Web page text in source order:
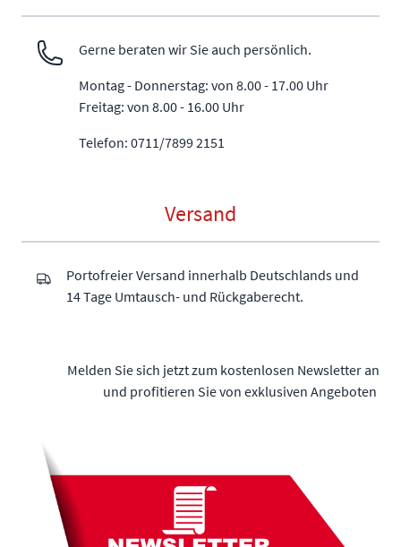
Gerne beraten wir Sie auch persönlich.
Montag - Donnerstag: von 8.00 - 17.00 Uhr
Freitag: von 8.00 - 16.00 Uhr
Telefon: 0711/7899 2151
Versand
Portofreier Versand innerhalb Deutschlands und
14 Tage Umtausch- und Rückgaberecht.
Melden Sie sich jetzt zum kostenlosen Newsletter an
und profitieren Sie von exklusiven Angeboten